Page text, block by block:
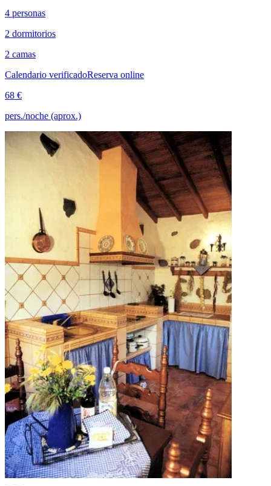
4 personas
2 dormitorios
2 camas
Calendario verificadoReserva online
68 €
pers./noche (aprox.)